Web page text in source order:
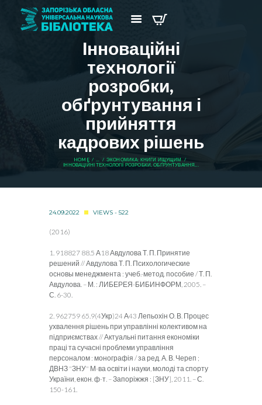
Інноваційні
технології
розробки,
обґрунтування і
прийняття
кадрових рішень
HOME ...
ЭКОНОМИКА: КНИГИ ИЩУЩИМ
ІННОВАЦІЙНІ ТЕХНОЛОГІЇ РОЗРОБКИ, ОБҐРУНТУВАННЯ...
24.09.2022 VIEWS - 522
(2016)
1. 918827 88.5 А18 Авдулова Т. П. Принятие
решений // Авдулова Т. П. Психологические
основы менеджмента : учеб.-метод. пособие / Т. П.
Авдулова. – М. : ЛИБЕРЕЯ-БИБИНФОРМ, 2005. –
С. 6-30.
2. 962759 65.9(4Укр)24 А43 Лепьохін О. В. Процес
ухвалення рішень при управлінні колективом на
підприємствах // Актуальні питання економіки
праці та сучасні проблеми управління
персоналом : монографія / за ред. А. В. Череп ;
ДВНЗ "ЗНУ" М-ва освіти і науки, молоді та спорту
України, екон. ф-т. – Запоріжжя : [ЗНУ], 2011. – С.
150-161.